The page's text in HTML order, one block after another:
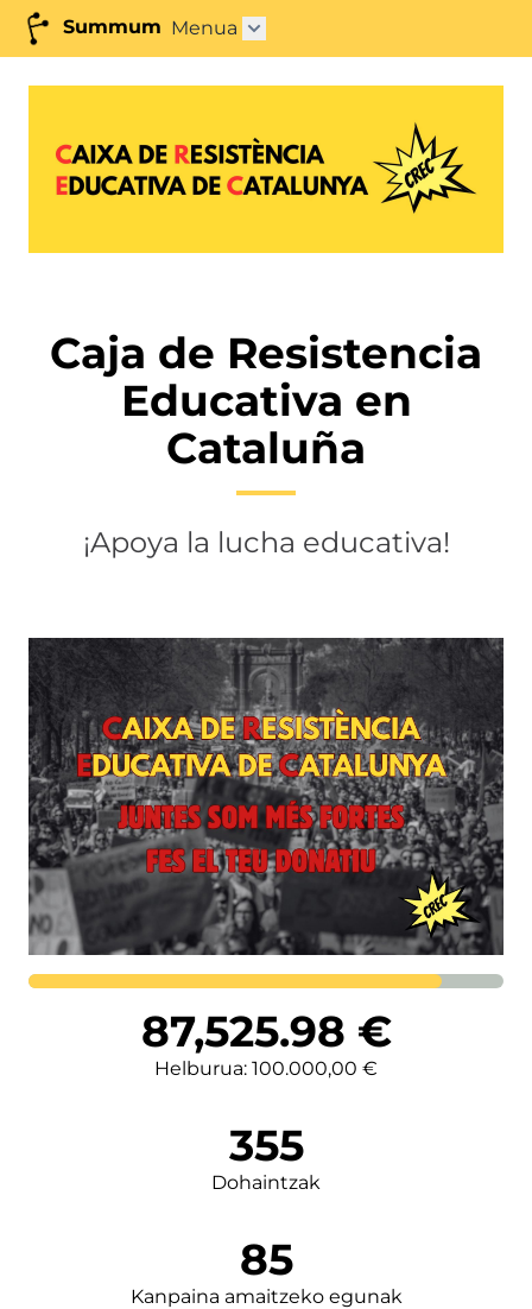
Summum Menua Azpimenua ireki"
Caja de Resistencia
Educativa en
Cataluña
¡Apoya la lucha educativa!
Lortutakoa
87,525.98 €
Helburua: 100.000,00 €
355
Dohaintzak
85
Kanpaina amaitzeko egunak